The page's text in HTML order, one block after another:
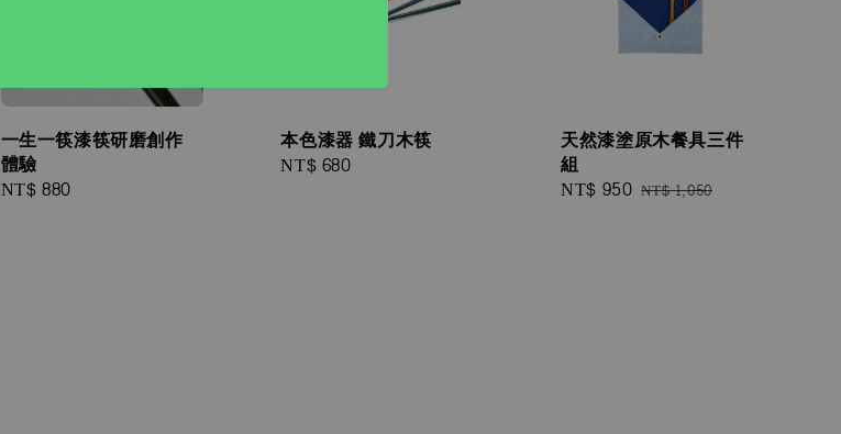
一生一筷漆筷研磨創作
體驗
Regular
NT$ 880
本色漆器 鐵刀木筷
Regular
NT$ 680
天然漆塗原木餐具三件
組
Sale
NT$ 950 Regular
NT$ 1,050